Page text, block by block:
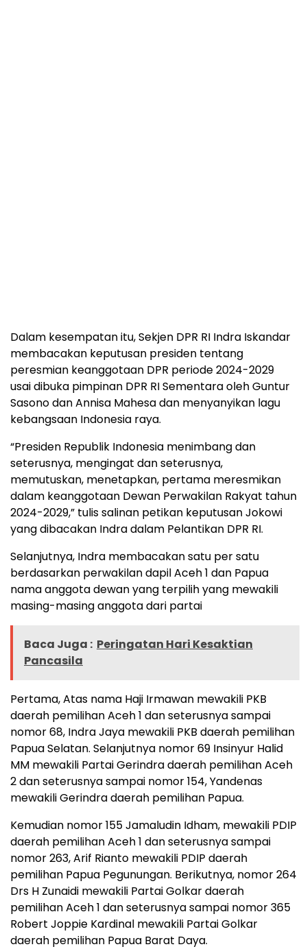
Dalam kesempatan itu, Sekjen DPR RI Indra Iskandar
membacakan keputusan presiden tentang
peresmian keanggotaan DPR periode 2024-2029
usai dibuka pimpinan DPR RI Sementara oleh Guntur
Sasono dan Annisa Mahesa dan menyanyikan lagu
kebangsaan Indonesia raya.
“Presiden Republik Indonesia menimbang dan
seterusnya, mengingat dan seterusnya,
memutuskan, menetapkan, pertama meresmikan
dalam keanggotaan Dewan Perwakilan Rakyat tahun
2024-2029,” tulis salinan petikan keputusan Jokowi
yang dibacakan Indra dalam Pelantikan DPR RI.
Selanjutnya, Indra membacakan satu per satu
berdasarkan perwakilan dapil Aceh 1 dan Papua
nama anggota dewan yang terpilih yang mewakili
masing-masing anggota dari partai
Baca Juga : Peringatan Hari Kesaktian
Pancasila
Pertama, Atas nama Haji Irmawan mewakili PKB
daerah pemilihan Aceh 1 dan seterusnya sampai
nomor 68, Indra Jaya mewakili PKB daerah pemilihan
Papua Selatan. Selanjutnya nomor 69 Insinyur Halid
MM mewakili Partai Gerindra daerah pemilihan Aceh
2 dan seterusnya sampai nomor 154, Yandenas
mewakili Gerindra daerah pemilihan Papua.
Kemudian nomor 155 Jamaludin Idham, mewakili PDIP
daerah pemilihan Aceh 1 dan seterusnya sampai
nomor 263, Arif Rianto mewakili PDIP daerah
pemilihan Papua Pegunungan. Berikutnya, nomor 264
Drs H Zunaidi mewakili Partai Golkar daerah
pemilihan Aceh 1 dan seterusnya sampai nomor 365
Robert Joppie Kardinal mewakili Partai Golkar
daerah pemilihan Papua Barat Daya.